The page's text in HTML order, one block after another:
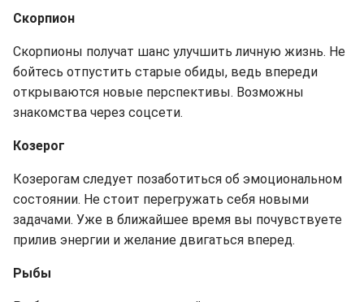
Скорпион
Скорпионы получат шанс улучшить личную жизнь. Не
бойтесь отпустить старые обиды, ведь впереди
открываются новые перспективы. Возможны
знакомства через соцсети.
Козерог
Козерогам следует позаботиться об эмоциональном
состоянии. Не стоит перегружать себя новыми
задачами. Уже в ближайшее время вы почувствуете
прилив энергии и желание двигаться вперед.
Рыбы